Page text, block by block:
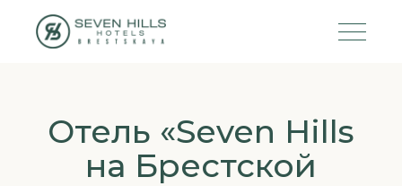
Отель «Seven Hills
на Брестской